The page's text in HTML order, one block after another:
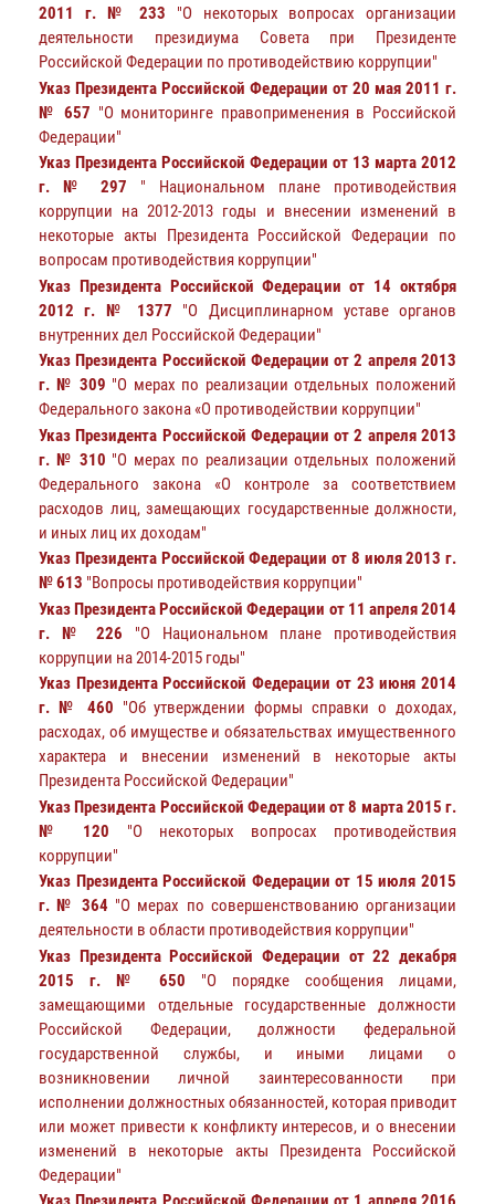
2011 г. № 233 "О некоторых вопросах организации
деятельности президиума Совета при Президенте
Российской Федерации по противодействию коррупции"
Указ Президента Российской Федерации от 20 мая 2011 г.
№ 657 "О мониторинге правоприменения в Российской
Федерации"
Указ Президента Российской Федерации от 13 марта 2012
г. № 297 " Национальном плане противодействия
коррупции на 2012-2013 годы и внесении изменений в
некоторые акты Президента Российской Федерации по
вопросам противодействия коррупции"
Указ Президента Российской Федерации от 14 октября
2012 г. № 1377 "О Дисциплинарном уставе органов
внутренних дел Российской Федерации"
Указ Президента Российской Федерации от 2 апреля 2013
г. № 309 "О мерах по реализации отдельных положений
Федерального закона «О противодействии коррупции"
Указ Президента Российской Федерации от 2 апреля 2013
г. № 310 "О мерах по реализации отдельных положений
Федерального закона «О контроле за соответствием
расходов лиц, замещающих государственные должности,
и иных лиц их доходам"
Указ Президента Российской Федерации от 8 июля 2013 г.
№ 613 "Вопросы противодействия коррупции"
Указ Президента Российской Федерации от 11 апреля 2014
г. № 226 "О Национальном плане противодействия
коррупции на 2014-2015 годы"
Указ Президента Российской Федерации от 23 июня 2014
г. № 460 "Об утверждении формы справки о доходах,
расходах, об имуществе и обязательствах имущественного
характера и внесении изменений в некоторые акты
Президента Российской Федерации"
Указ Президента Российской Федерации от 8 марта 2015 г.
№ 120 "О некоторых вопросах противодействия
коррупции"
Указ Президента Российской Федерации от 15 июля 2015
г. № 364 "О мерах по совершенствованию организации
деятельности в области противодействия коррупции"
Указ Президента Российской Федерации от 22 декабря
2015 г. № 650 "О порядке сообщения лицами,
замещающими отдельные государственные должности
Российской Федерации, должности федеральной
государственной службы, и иными лицами о
возникновении личной заинтересованности при
исполнении должностных обязанностей, которая приводит
или может привести к конфликту интересов, и о внесении
изменений в некоторые акты Президента Российской
Федерации"